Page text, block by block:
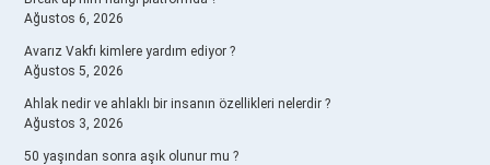
Ağustos 6, 2026
Avarız Vakfı kimlere yardım ediyor ?
Ağustos 5, 2026
Ahlak nedir ve ahlaklı bir insanın özellikleri nelerdir ?
Ağustos 3, 2026
50 yaşından sonra aşık olunur mu ?